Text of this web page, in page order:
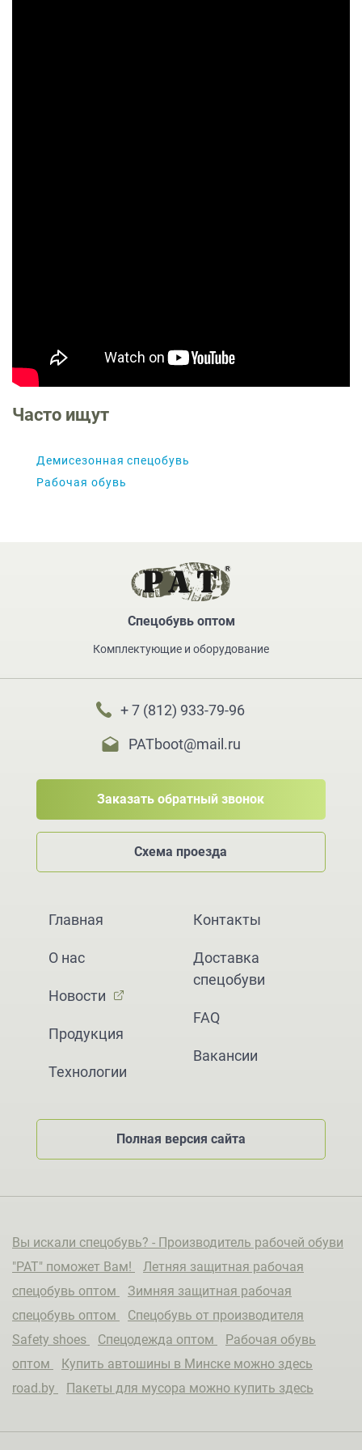
Часто ищут
Демисезонная спецобувь
Рабочая обувь
Спецобувь оптом
Комплектующие и оборудование
+ 7 (812) 933-79-96
PATboot@mail.ru
Заказать обратный звонок
Схема проезда
Главная
О нас
Новости
Продукция
Технологии
Контакты
Доставка
спецобуви
FAQ
Вакансии
Полная версия сайта
Вы искали спецобувь? - Производитель рабочей обуви
"РАТ" поможет Вам!
Летняя защитная рабочая
спецобувь оптом
Зимняя защитная рабочая
спецобувь оптом
Спецобувь от производителя
Safety shoes
Спецодежда оптом
Рабочая обувь
оптом
Купить автошины в Минске можно здесь
road.by
Пакеты для мусора можно купить здесь